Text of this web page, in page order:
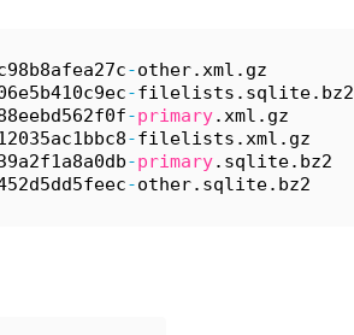
-other.xml.gz
-filelists.sqlite.bz2
-primary.xml.gz
-filelists.xml.gz
-primary.sqlite.bz2
-other.sqlite.bz2